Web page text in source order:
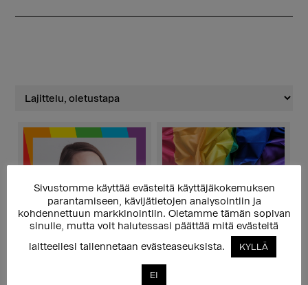
Sivustomme käyttää evästeitä käyttäjäkokemuksen
parantamiseen, kävijätietojen analysointiin ja
kohdennettuun markkinointiin. Oletamme tämän sopivan
sinulle, mutta voit halutessasi päättää mitä evästeitä
laitteellesi tallennetaan evästeaseuksista.
KYLLÄ
EI